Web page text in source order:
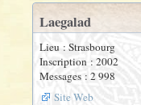
Laegalad
Lieu : Strasbourg
Inscription : 2002
Messages : 2 998
Site Web